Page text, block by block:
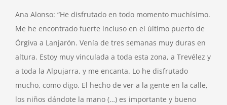
Ana Alonso: “He disfrutado en todo momento muchísimo.
Me he encontrado fuerte incluso en el último puerto de
Órgiva a Lanjarón. Venía de tres semanas muy duras en
altura. Estoy muy vinculada a toda esta zona, a Trevélez y
a toda la Alpujarra, y me encanta. Lo he disfrutado
mucho, como digo. El hecho de ver a la gente en la calle,
los niños dándote la mano (…) es importante y bueno